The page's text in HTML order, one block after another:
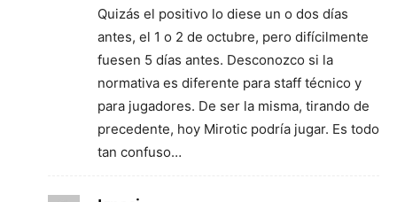
Quizás el positivo lo diese un o dos días
antes, el 1 o 2 de octubre, pero difícilmente
fuesen 5 días antes. Desconozco si la
normativa es diferente para staff técnico y
para jugadores. De ser la misma, tirando de
precedente, hoy Mirotic podría jugar. Es todo
tan confuso…